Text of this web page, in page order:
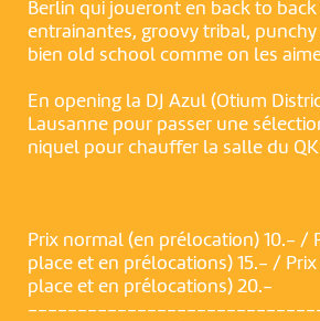
Berlin qui joueront en back to
entrainantes, groovy tribal, punchy
bien old school comme on les
En opening la DJ Azul (Otium
Lausanne pour passer une
niquel pour chauffer la salle du
Prix normal (en prélocation) 10.- /
place et en prélocations) 15.- /
place et en prélocations) 20.-